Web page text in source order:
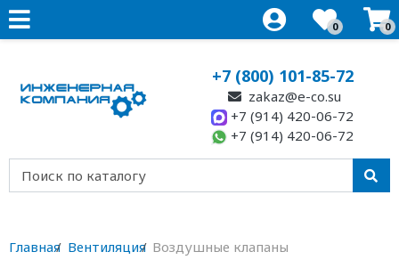
0 0
+7 (800) 101-85-72
zakaz@e-co.su
+7 (914) 420-06-72
+7 (914) 420-06-72
Главная Вентиляция Воздушные клапаны